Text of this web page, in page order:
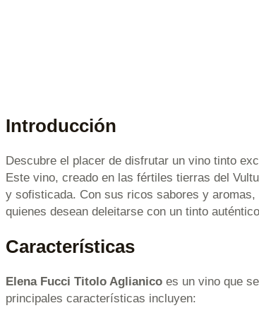
Introducción
Descubre el placer de disfrutar un vino tinto
Este vino, creado en las fértiles tierras del
y sofisticada. Con sus ricos sabores y
quienes desean deleitarse con un tinto
Características
Elena Fucci Titolo Aglianico es un vino que
principales características incluyen: